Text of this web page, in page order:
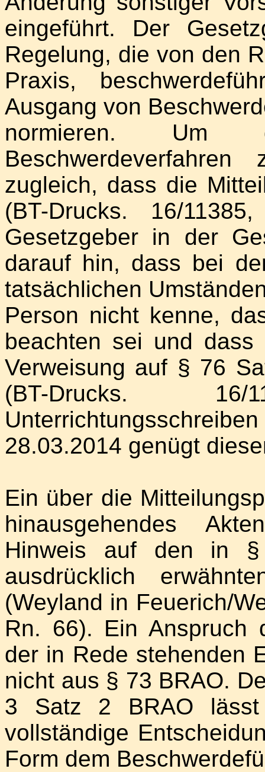
eingeführt. Der
Regelung, die von den
Praxis,
Ausgang von
normieren. Um
zugleich, dass die
(BT-Drucks. 16/
Gesetzgeber in der
darauf hin, dass bei
tatsächlichen
Person nicht kenne,
beachten sei und
Verweisung auf § 76
(BT-Drucks.
28.03.2014 genügt
Ein über die
hinausgehendes
Hinweis auf den in
ausdrücklich
(Weyland in Feuerich/
Rn. 66). Ein Anspruch
der in Rede stehenden
nicht aus § 73 BRAO.
3 Satz 2 BRAO
vollständige
Form dem